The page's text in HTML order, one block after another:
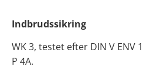
Indbrudssikring
WK 3, testet efter DIN V
P 4A.